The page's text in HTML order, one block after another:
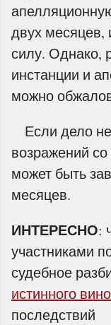
двух месяцев,
силу. Однако,
инстанции и
можно
Если дело
возражений со
может быть
месяцев.
ИНТЕРЕСНО:
участниками
судебное
истинного
последствий